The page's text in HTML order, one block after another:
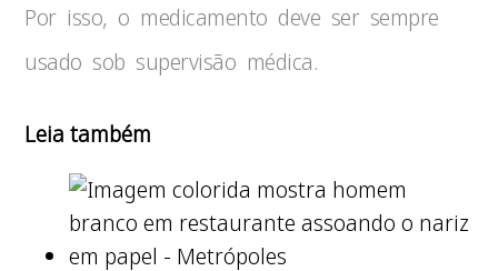
Por isso, o medicamento deve ser sempre
usado sob supervisão médica.
Leia também